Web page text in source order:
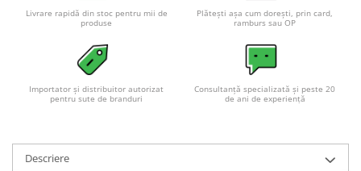
Cabluri de incarcare vehicule
Prize de incarcare vehicule
Accesorii
Acumulatori VRLA AGM/GEL /
Tractiune / LiFePo4
Livrare rapidă din stoc pentru mii de
produse
Plătești așa cum dorești, prin card,
ramburs sau OP
Importator și distribuitor autorizat
pentru sute de branduri
Consultanță specializată și peste 20
de ani de experiență
Descriere